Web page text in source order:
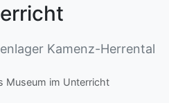
Kamenz-Herrental
Museum im Unterricht